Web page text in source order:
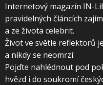
Internetový magazín IN-
pravidelných článcích
a ze života celebrit.
Život ve světle reflektorů
a nikdy se neomrzí.
Pojďte nahlédnout pod
hvězd i do soukromí